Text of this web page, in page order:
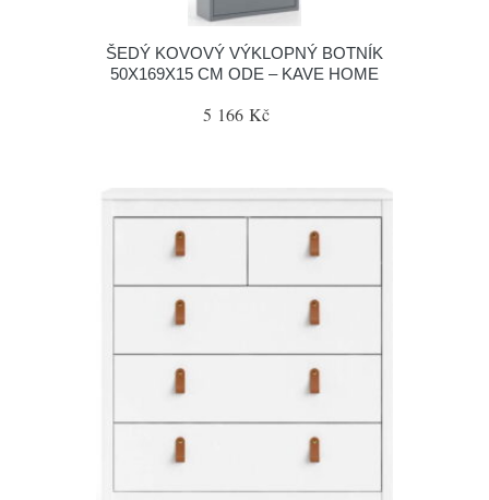
ŠEDÝ KOVOVÝ VÝKLOPNÝ BOTNÍK
50X169X15 CM ODE – KAVE HOME
5 166 Kč